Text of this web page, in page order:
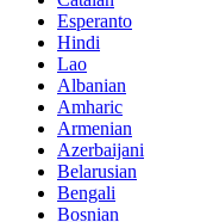
Esperanto
Hindi
Lao
Albanian
Amharic
Armenian
Azerbaijani
Belarusian
Bengali
Bosnian